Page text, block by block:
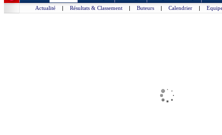
Actualité | Résultats & Classement | Buteurs | Calendrier |